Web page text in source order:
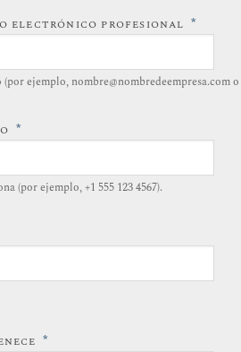
ELECTRÓNICO PROFESIONAL *
ejemplo, nombre@nombredeempresa.com o
*
(por ejemplo, +1 555 123 4567).
*